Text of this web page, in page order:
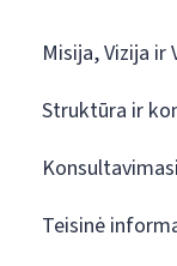
Misija, Vizija ir
Struktūra ir
Teisinė